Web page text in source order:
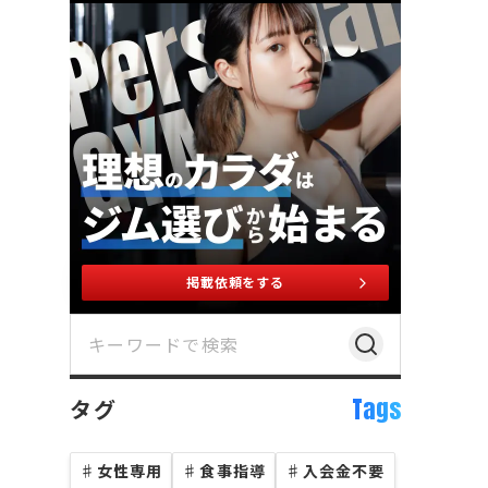
掲載依頼をする
タグ Tags
♯ 女性専用 ♯ 食事指導 ♯ 入会金不要